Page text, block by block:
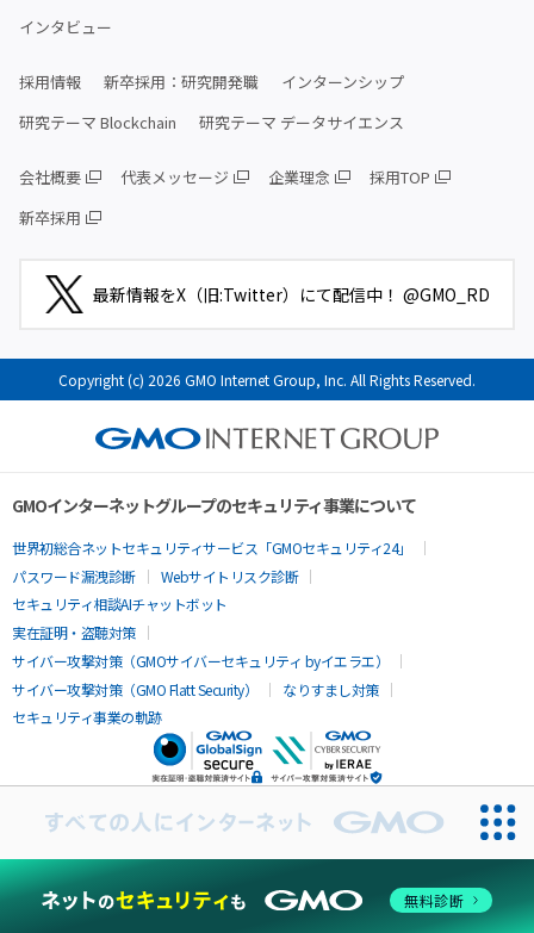
インタビュー
採用情報 新卒採用：研究開発職
インターンシップ
研究テーマ Blockchain
研究テーマ データサイエンス
会社概要 代表メッセージ 企業理念
採用TOP
新卒採用
最新情報をX（旧:Twitter）にて配信中！ @GMO_RD
Copyright (c) 2026 GMO Internet Group, Inc. All Rights Reserved.
GMOインターネットグループのセキュリティ事業について
世界初総合ネットセキュリティサービス「GMOセキュリティ24」
パスワード漏洩診断
Webサイトリスク診断
セキュリティ相談AIチャットボット
実在証明・盗聴対策
サイバー攻撃対策（GMOサイバーセキュリティ byイエラエ）
サイバー攻撃対策（GMO Flatt Security）
なりすまし対策
セキュリティ事業の軌跡
無料診断